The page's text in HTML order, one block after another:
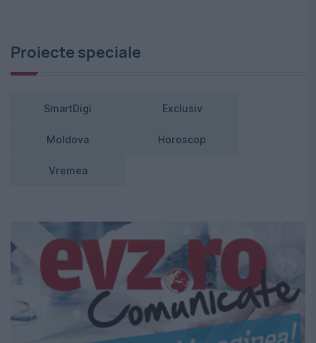
Proiecte speciale
SmartDigi Exclusiv
Moldova Horoscop
Vremea